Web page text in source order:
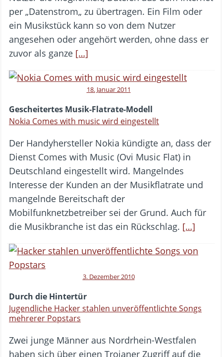
per „Datenstrom„ zu übertragen. Ein Film oder
ein Musikstück kann so von dem Nutzer
angesehen oder angehört werden, ohne dass er
zuvor als ganze […]
18. Januar 2011
Gescheitertes Musik-Flatrate-Modell
Nokia Comes with music wird eingestellt
Der Handyhersteller Nokia kündigte an, dass der
Dienst Comes with Music (Ovi Music Flat) in
Deutschland eingestellt wird. Mangelndes
Interesse der Kunden an der Musikflatrate und
mangelnde Bereitschaft der
Mobilfunknetzbetreiber sei der Grund. Auch für
die Musikbranche ist das ein Rückschlag. […]
3. Dezember 2010
Durch die Hintertür
Jugendliche Hacker stahlen unveröffentlichte Songs
mehrerer Popstars
Zwei junge Männer aus Nordrhein-Westfalen
haben sich über einen Trojaner Zugriff auf die